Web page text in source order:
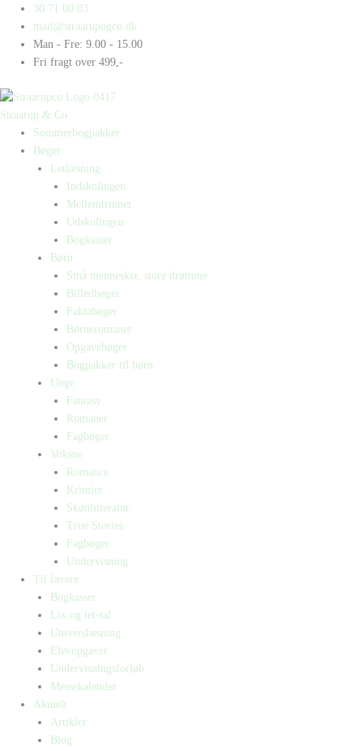
indholdet
30 71 00 03
mail@straarupogco.dk
Man - Fre: 9.00 - 15.00
Fri fragt over 499,-
Straarup & Co
Sommerbogpakker
Bøger
Letlæsning
Indskolingen
Mellemtrinnet
Udskolingen
Bogkasser
Børn
Små mennesker, store drømme
Billedbøger
Faktabøger
Børneromaner
Opgavebøger
Bogpakker til børn
Unge
Fantasy
Romaner
Fagbøger
Voksne
Romance
Krimier
Skønlitteratur
True Stories
Fagbøger
Undervisning
Til lærere
Bogkasser
Lix og let-tal
Universlæsning
Elevopgaver
Undervisningsforløb
Messekalender
Aktuelt
Artikler
Blog
Products
search
Products
search